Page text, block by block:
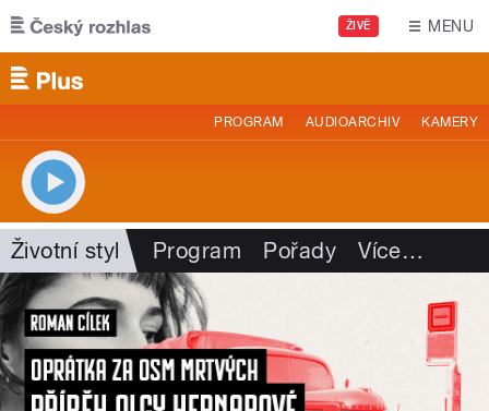
Přejít k hlavnímu obsahu
ŽIVĚ MENU
PROGRAM AUDIOARCHIV KAMERY
Životní styl Program Pořady Více…